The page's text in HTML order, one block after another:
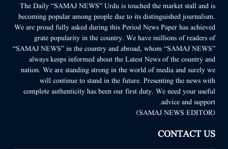
The Daily “SAMAJ NEWS” Urdu is touched the market stall and is
becoming popular among people due to its distinguished journalism.
We are proud fully asked during this Period News Paper has achieved
grate popularity in the country. We have millions of readers of
“SAMAJ NEWS” in the country and abroad, whom “SAMAJ NEWS”
always keeps informed about the Latest News of the country and
nation. We are standing strong in the world of media and surely we
will continue to stand in the future. Presenting the news with
complete authenticity has been our first duty. We need your useful
advice and support.
(SAMAJ NEWS EDITOR)
CONTACT US